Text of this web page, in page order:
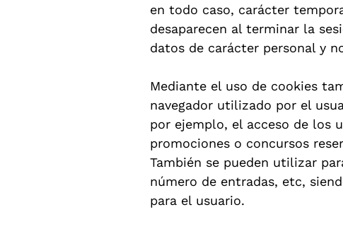
en todo caso, carácter
desaparecen al terminar la
datos de carácter personal y
Mediante el uso de cookies
navegador utilizado por el
por ejemplo, el acceso de los
promociones o concursos
También se pueden utilizar
número de entradas, etc,
para el usuario.